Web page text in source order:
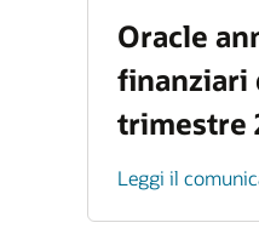
Oracle
finanziari
trimestre
Leggi il